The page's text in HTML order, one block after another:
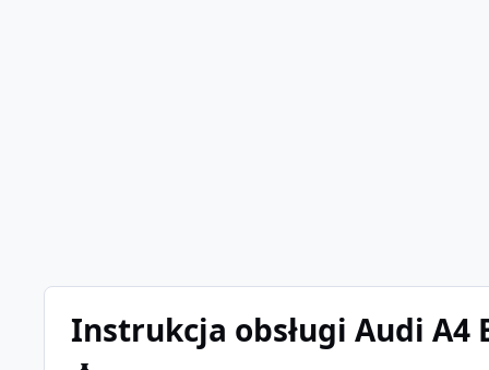
Instrukcja obsługi Audi A4